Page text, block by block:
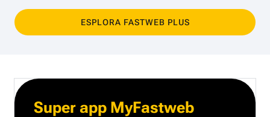
ESPLORA FASTWEB PLUS
Super app MyFastweb